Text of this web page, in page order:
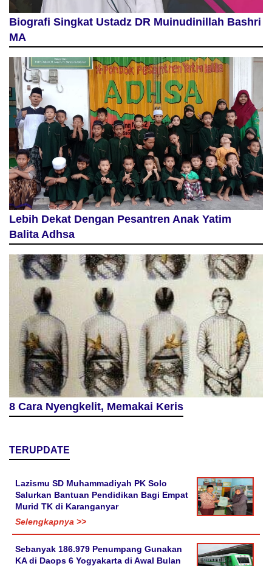
Biografi Singkat Ustadz DR Muinudinillah Bashri
MA
Lebih Dekat Dengan Pesantren Anak Yatim
Balita Adhsa
8 Cara Nyengkelit, Memakai Keris
TERUPDATE
Lazismu SD Muhammadiyah PK Solo
Salurkan Bantuan Pendidikan Bagi Empat
Murid TK di Karanganyar
Selengkapnya >>
Sebanyak 186.979 Penumpang Gunakan
KA di Daops 6 Yogyakarta di Awal Bulan